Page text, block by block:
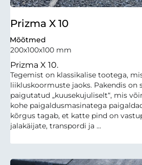
Prizma X 10
Mõõtmed
200x100x100 mm
Prizma X 10.
Tegemist on klassikalise tootega,
liikluskoormuste jaoks. Pakendis on
paigutatud „kuusekujuliselt“, mis
kohe paigaldusmasinatega
kõrgus tagab, et katte pind on
jalakäijate, transpordi ja ...